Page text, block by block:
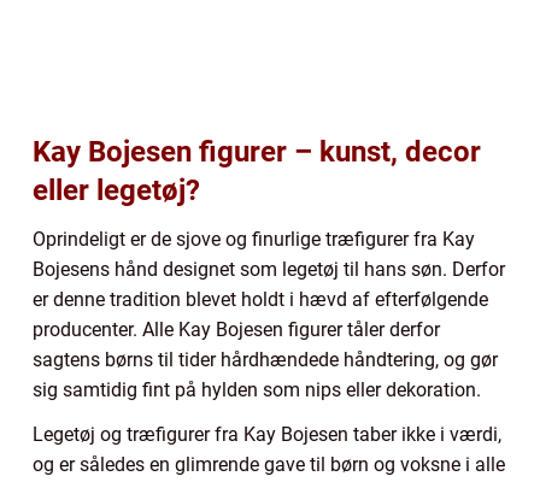
Kay Bojesen figurer – kunst, decor
eller legetøj?
Oprindeligt er de sjove og finurlige træfigurer fra Kay
Bojesens hånd designet som legetøj til hans søn. Derfor
er denne tradition blevet holdt i hævd af efterfølgende
producenter. Alle Kay Bojesen figurer tåler derfor
sagtens børns til tider hårdhændede håndtering, og gør
sig samtidig fint på hylden som nips eller dekoration.
Legetøj og træfigurer fra Kay Bojesen taber ikke i værdi,
og er således en glimrende gave til børn og voksne i alle